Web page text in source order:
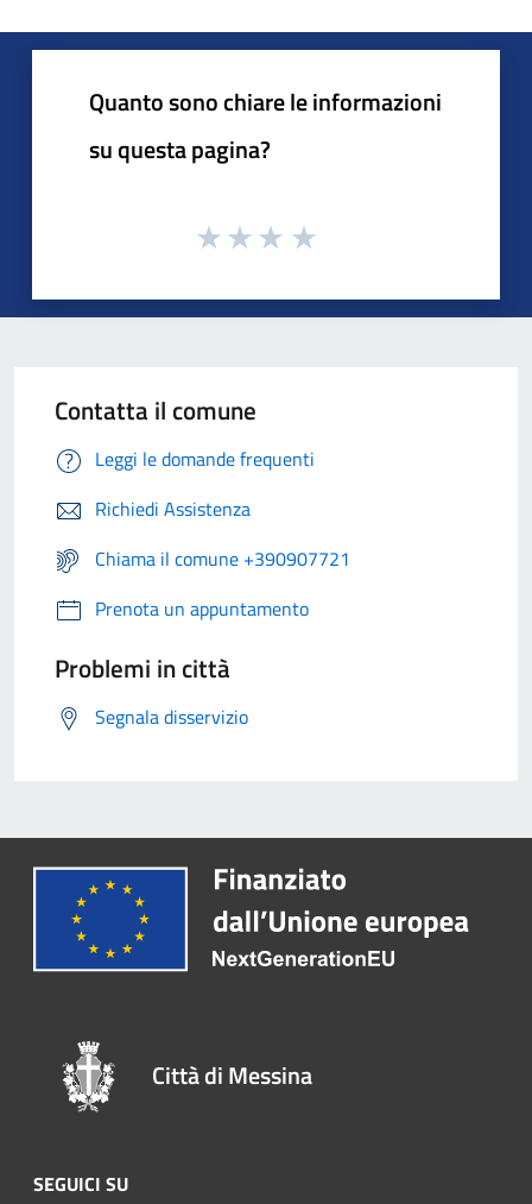
Quanto sono chiare le informazioni
su questa pagina?
Contatta il comune
Leggi le domande frequenti
Richiedi Assistenza
Chiama il comune +390907721
Prenota un appuntamento
Problemi in città
Segnala disservizio
Città di Messina
SEGUICI SU